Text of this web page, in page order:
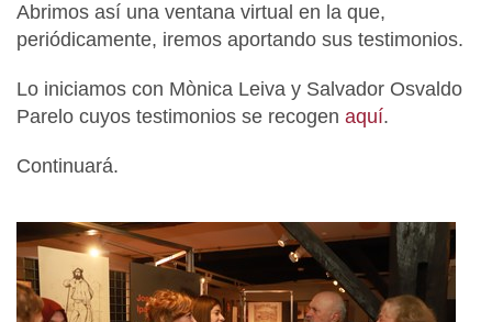
Abrimos así una ventana virtual en la que,
periódicamente, iremos aportando sus testimonios.
Lo iniciamos con Mònica Leiva y Salvador Osvaldo
Parelo cuyos testimonios se recogen aquí.
Continuará.